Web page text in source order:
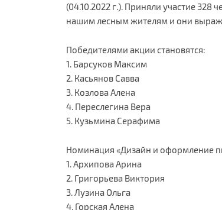
(04.10.2022 г.). Приняли участие 328
нашим лесным жителям и они
Победителями акции становятся:
1. Барсуков Максим
2. Касьянов Савва
3. Козлова Алена
4. Переслегина Вера
5. Кузьмина Серафима
Номинация «Дизайн и оформление
1. Архипова Арина
2. Григорьева Виктория
3. Лузина Ольга
4. Горская Алена